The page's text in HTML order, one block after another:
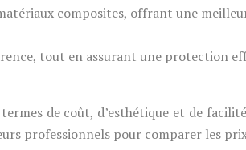
composites, offrant une
tout en assurant une protection
de coût, d’esthétique et de
professionnels pour comparer les